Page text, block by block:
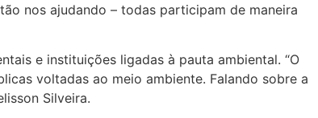
nos ajudando – todas participam de maneira
e instituições ligadas à pauta ambiental. “O
voltadas ao meio ambiente. Falando sobre a
Silveira.